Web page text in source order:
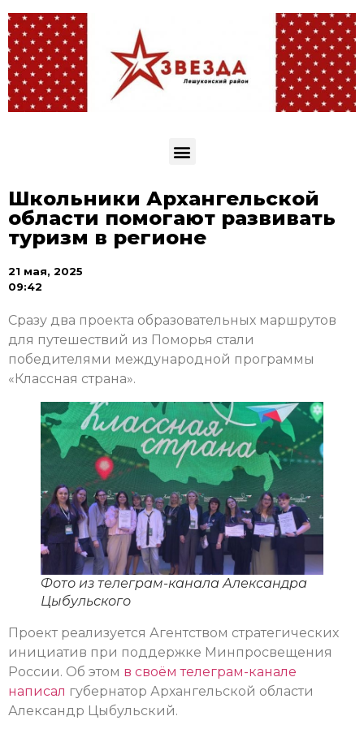
Школьники Архангельской
области помогают развивать
туризм в регионе
21 мая, 2025
09:42
Сразу два проекта образовательных маршрутов
для путешествий из Поморья стали
победителями международной программы
«Классная страна».
Фото из телеграм-канала Александра
Цыбульского
Проект реализуется Агентством стратегических
инициатив при поддержке Минпросвещения
России. Об этом в своём телеграм-канале
написал губернатор Архангельской области
Александр Цыбульский.